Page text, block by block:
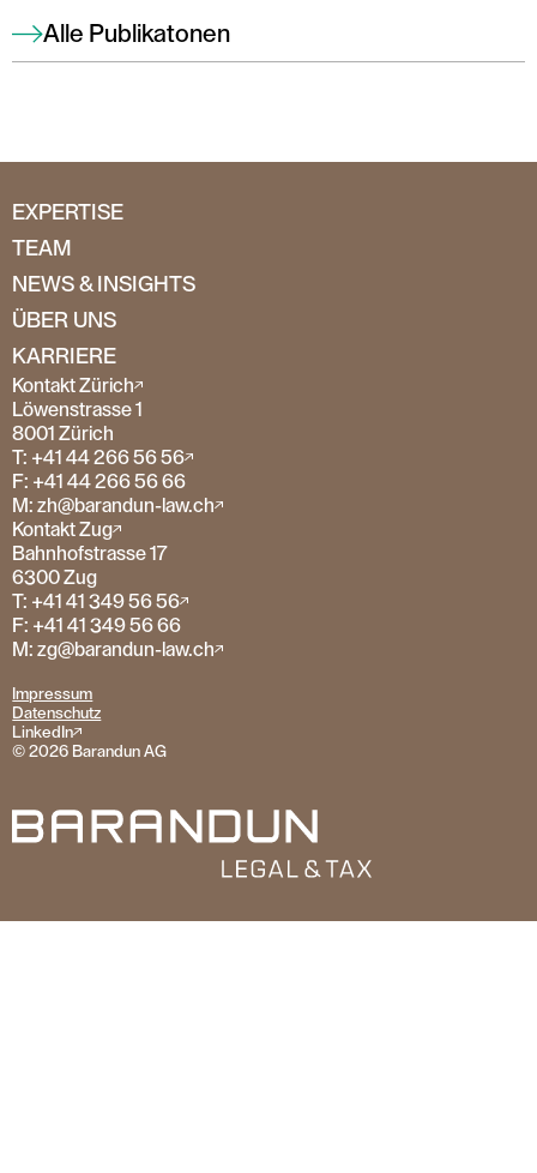
Alle Publikatonen
EXPERTISE
TEAM
NEWS & INSIGHTS
ÜBER UNS
KARRIERE
Kontakt Zürich
Löwenstrasse 1
8001 Zürich
T: +41 44 266 56 56
F: +41 44 266 56 66
M: zh@barandun-law.ch
Kontakt Zug
Bahnhofstrasse 17
6300 Zug
T: +41 41 349 56 56
F: +41 41 349 56 66
M: zg@barandun-law.ch
Impressum
Datenschutz
LinkedIn
© 2026 Barandun AG